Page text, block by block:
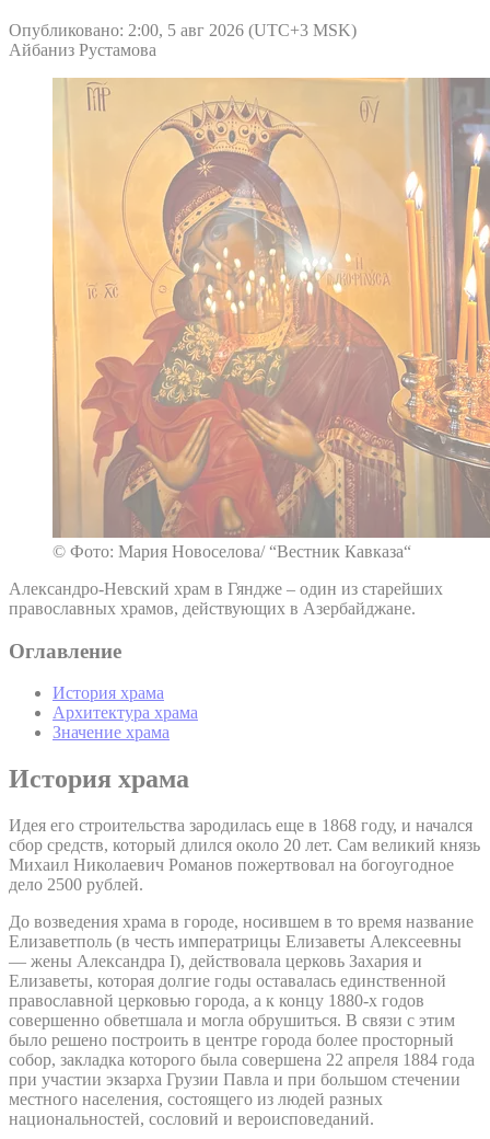
Опубликовано: 2:00, 5 авг 2026 (UTC+3 MSK)
Айбаниз Рустамова
© Фото: Мария Новоселова/ “Вестник Кавказа“
Александро-Невский храм в Гяндже – один из старейших
православных храмов, действующих в Азербайджане.
Оглавление
История храма
Архитектура храма
Значение храма
История храма
Идея его строительства зародилась еще в 1868 году, и начался
сбор средств, который длился около 20 лет. Сам великий князь
Михаил Николаевич Романов пожертвовал на богоугодное
дело 2500 рублей.
До возведения храма в городе, носившем в то время название
Елизаветполь (в честь императрицы Елизаветы Алексеевны
— жены Александра I), действовала церковь Захария и
Елизаветы, которая долгие годы оставалась единственной
православной церковью города, а к концу 1880-х годов
совершенно обветшала и могла обрушиться. В связи с этим
было решено построить в центре города более просторный
собор, закладка которого была совершена 22 апреля 1884 года
при участии экзарха Грузии Павла и при большом стечении
местного населения, состоящего из людей разных
национальностей, сословий и вероисповеданий.